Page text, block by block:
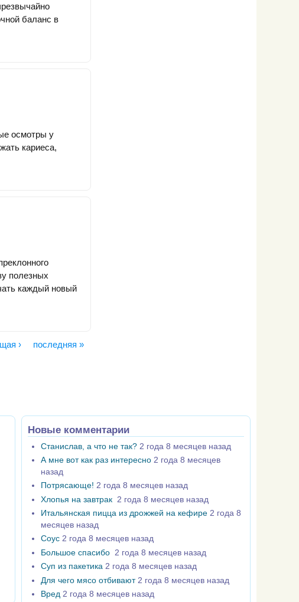
баланс в
осмотры у
кариеса,
полезных
каждый новый
› последняя »
Новые комментарии
Станислав, а что не так? 2 года 8 месяцев назад
А мне вот как раз интересно 2 года 8 месяцев
назад
Потрясающе! 2 года 8 месяцев назад
Хлопья на завтрак 2 года 8 месяцев назад
Итальянская пицца из дрожжей на кефире 2 года 8
месяцев назад
Соус 2 года 8 месяцев назад
Большое спасибо 2 года 8 месяцев назад
Суп из пакетика 2 года 8 месяцев назад
Для чего мясо отбивают 2 года 8 месяцев назад
Вред 2 года 8 месяцев назад